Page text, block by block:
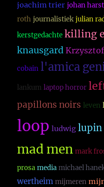
joachim trier johan
roth journalistiek julian
kerstgedachte killing
knausgard
cobain l'amica
lankum laptop horror
papillons noirs leven
loop ludwig lupin
mad men mark
prosa media michael
wertheim mijmeren